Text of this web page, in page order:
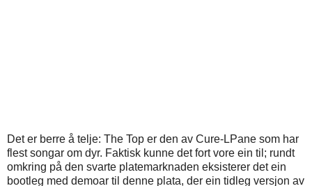
Det er berre å telje: The Top er den av Cure-LPane som har
flest songar om dyr. Faktisk kunne det fort vore ein til; rundt
omkring på den svarte platemarknaden eksisterer det ein
bootleg med demoar til denne plata, der ein tidleg versjon av